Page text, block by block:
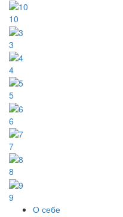
10
3
4
5
6
7
8
9
О себе